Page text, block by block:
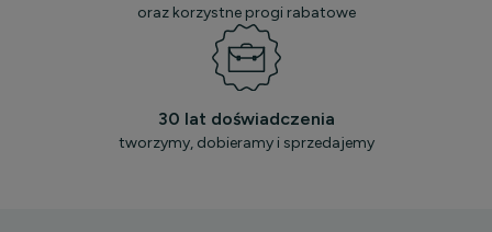
oraz korzystne progi rabatowe
30 lat doświadczenia
tworzymy, dobieramy i sprzedajemy